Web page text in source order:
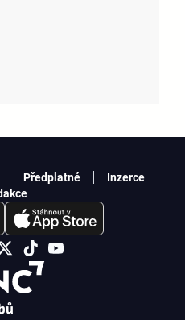
Předplatné
Inzerce